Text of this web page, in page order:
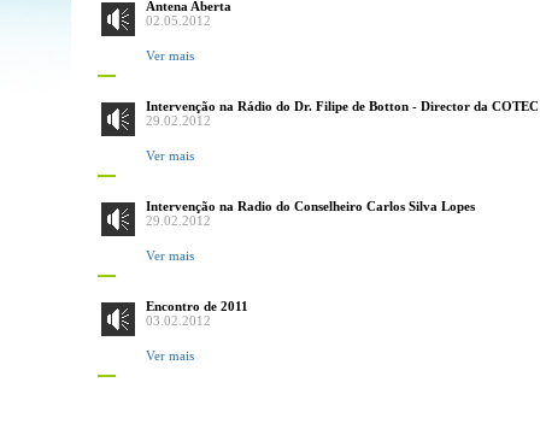
Antena Aberta
02.05.2012
Ver mais
Intervenção na Rádio do Dr. Filipe de Botton - Director da COTEC
29.02.2012
Ver mais
Intervenção na Radio do Conselheiro Carlos Silva Lopes
29.02.2012
Ver mais
Encontro de 2011
03.02.2012
Ver mais